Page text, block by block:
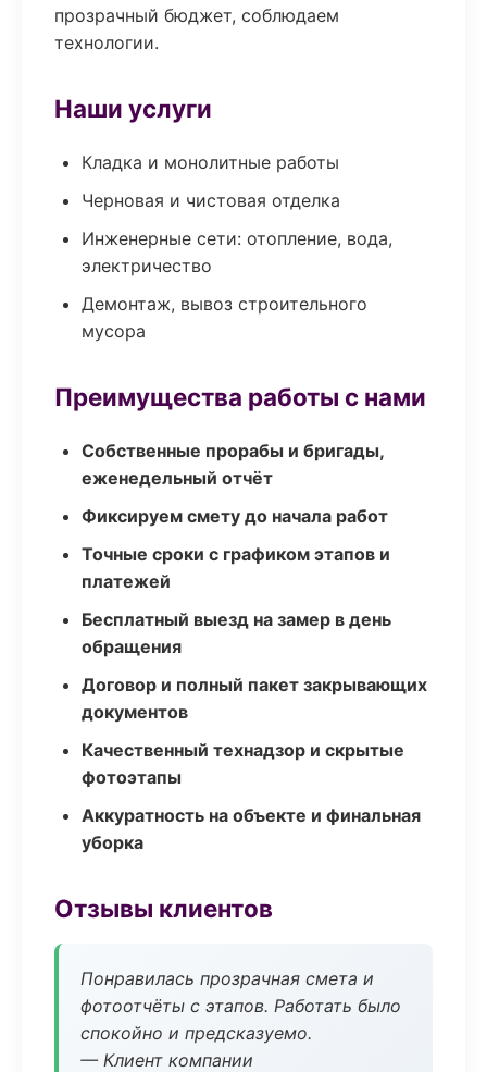
прозрачный бюджет, соблюдаем
технологии.
Наши услуги
Кладка и монолитные работы
Черновая и чистовая отделка
Инженерные сети: отопление, вода,
электричество
Демонтаж, вывоз строительного
мусора
Преимущества работы с нами
Собственные прорабы и бригады,
еженедельный отчёт
Фиксируем смету до начала работ
Точные сроки с графиком этапов и
платежей
Бесплатный выезд на замер в день
обращения
Договор и полный пакет закрывающих
документов
Качественный технадзор и скрытые
фотоэтапы
Аккуратность на объекте и финальная
уборка
Отзывы клиентов
Понравилась прозрачная смета и
фотоотчёты с этапов. Работать было
спокойно и предсказуемо.
— Клиент компании